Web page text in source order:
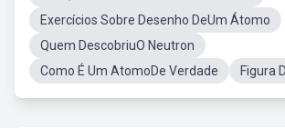
Exercícios Sobre Desenho DeUm Átomo
Quem DescobriuO Neutron
Como É Um AtomoDe Verdade
Figura